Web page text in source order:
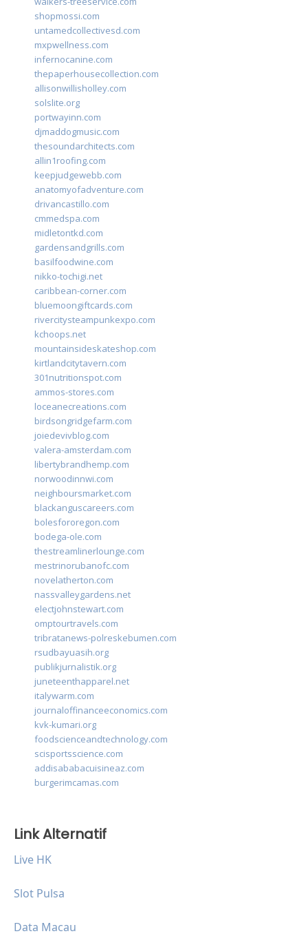
shopmossi.com
untamedcollectivesd.com
mxpwellness.com
infernocanine.com
thepaperhousecollection.com
allisonwillisholley.com
solslite.org
portwayinn.com
djmaddogmusic.com
thesoundarchitects.com
allin1roofing.com
keepjudgewebb.com
anatomyofadventure.com
drivancastillo.com
cmmedspa.com
midletontkd.com
gardensandgrills.com
basilfoodwine.com
nikko-tochigi.net
caribbean-corner.com
bluemoongiftcards.com
rivercitysteampunkexpo.com
kchoops.net
mountainsideskateshop.com
kirtlandcitytavern.com
301nutritionspot.com
ammos-stores.com
loceanecreations.com
birdsongridgefarm.com
joiedevivblog.com
valera-amsterdam.com
libertybrandhemp.com
norwoodinnwi.com
neighboursmarket.com
blackanguscareers.com
bolesfororegon.com
bodega-ole.com
thestreamlinerlounge.com
mestrinorubanofc.com
novelatherton.com
nassvalleygardens.net
electjohnstewart.com
omptourtravels.com
tribratanews-polreskebumen.com
rsudbayuasih.org
publikjurnalistik.org
juneteenthapparel.net
italywarm.com
journaloffinanceeconomics.com
kvk-kumari.org
foodscienceandtechnology.com
scisportsscience.com
addisababacuisineaz.com
burgerimcamas.com
Link Alternatif
Live HK
Slot Pulsa
Data Macau